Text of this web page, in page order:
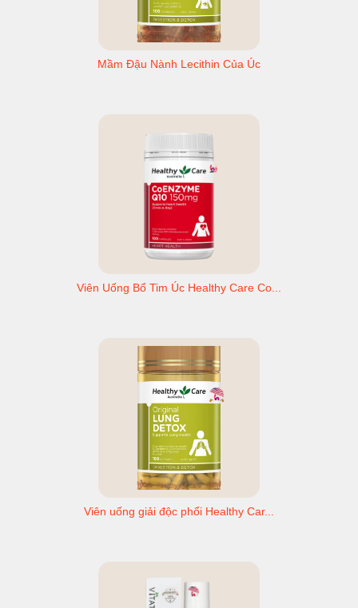
Mầm Đậu Nành Lecithin Của Úc
Viên Uống Bổ Tim Úc Healthy Care Co...
Viên uống giải độc phổi Healthy Car...